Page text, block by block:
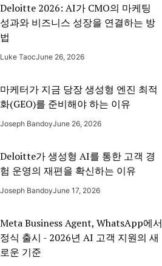
Deloitte 2026: AI가 CMO의 마케팅
성과와 비즈니스 성장을 연결하는 방
법
Luke TaocJune 26, 2026
마케터가 지금 당장 생성형 엔진 최적
화(GEO)를 준비해야 하는 이유
Joseph BandoyJune 26, 2026
Deloitte가 생성형 AI를 통한 고객 경
험 운영의 재편을 확신하는 이유
Joseph BandoyJune 17, 2026
Meta Business Agent, WhatsApp에서
정식 출시 - 2026년 AI 고객 지원의 새
로운 기준